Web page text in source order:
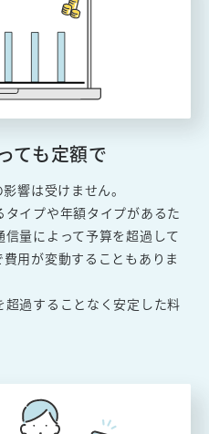
ても定額で
響は受けません。
イプや年額タイプがあるた
量によって予算を超過して
用が変動することもありま
過することなく安定した料